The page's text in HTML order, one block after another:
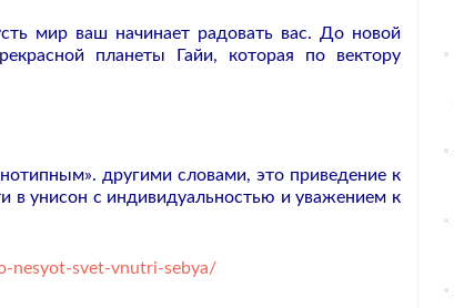
мир ваш начинает радовать вас. До новой
планеты Гайи, которая по вектору
другими словами, это приведение к
унисон с индивидуальностью и уважением к
nesyot-svet-vnutri-sebya/